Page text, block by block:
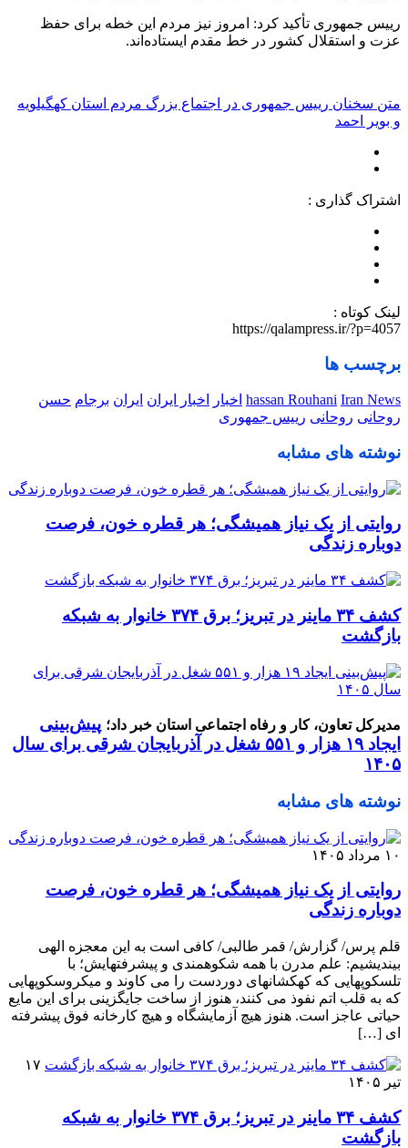
رییس‌ جمهوری تأکید کرد: امروز نیز مردم این خطه برای حفظ
عزت و استقلال کشور در خط مقدم ایستاده‌اند.
متن سخنان رییس جمهوری در اجتماع بزرگ مردم استان کهگیلویه
و بویر احمد
اشتراک گذاری :
لینک کوتاه :
https://qalampress.ir/?p=4057
برچسب ها
hassan Rouhani Iran News اخبار اخبار ایران ایران برجام حسن
روحانی روحانی رییس جمهوری
نوشته های مشابه
روایتی از یک نیاز همیشگی؛ هر قطره خون، فرصت
دوباره زندگی
کشف ۳۴ ماینر در تبریز؛ برق ۳۷۴ خانوار به شبکه
بازگشت
مدیرکل تعاون، کار و رفاه اجتماعی استان خبر داد؛ پیش‌بینی
ایجاد ۱۹ هزار و ۵۵۱ شغل در آذربایجان شرقی برای سال
۱۴۰۵
نوشته های مشابه
۱۰ مرداد ۱۴۰۵
روایتی از یک نیاز همیشگی؛ هر قطره خون، فرصت
دوباره زندگی
قلم پرس/ گزارش/ قمر طالبی/ کافی است به این معجزه الهی
بیندیشیم: علم مدرن با همه شکوهمندی و پیشرفتهایش؛ با
تلسکوپهایی که کهکشانهای دوردست را می کاوند و میکروسکوپهایی
که به قلب اتم نفوذ می‌ کنند، هنوز از ساخت جایگزینی برای این مایع
حیاتی عاجز است. هنوز هیچ آزمایشگاه و هیچ کارخانه فوق ‌پیشرفته
‌ای […]
۱۷
تیر ۱۴۰۵
کشف ۳۴ ماینر در تبریز؛ برق ۳۷۴ خانوار به شبکه
بازگشت